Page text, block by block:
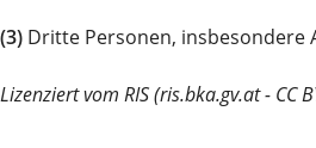
(3) Dritte Personen, insbesondere
Lizenziert vom RIS (ris.bka.gv.at - CC